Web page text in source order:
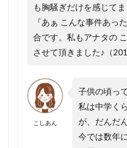
も胸騒ぎだけを感じて
『あぁ こんな事件あっ
合です。私もアナタの
させて頂きました♪（
こしあん
子供の頃っ
私は中学く
が、だんだ
今では数年